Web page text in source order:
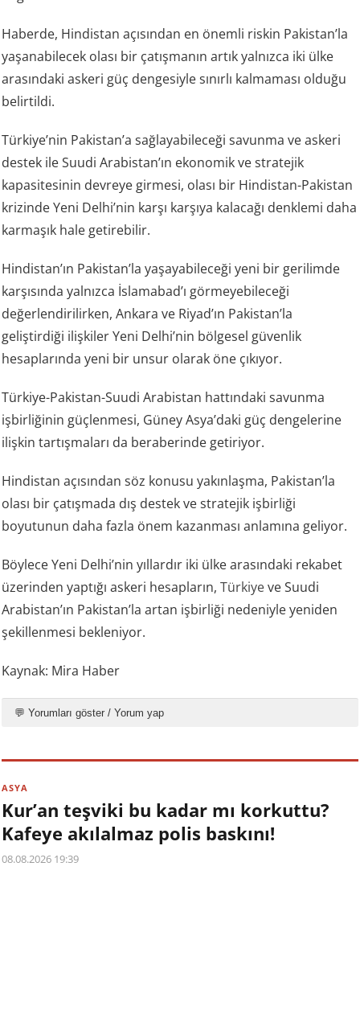
Haberde, Hindistan açısından en önemli riskin Pakistan’la
yaşanabilecek olası bir çatışmanın artık yalnızca iki ülke
arasındaki askeri güç dengesiyle sınırlı kalmaması olduğu
belirtildi.
Türkiye’nin Pakistan’a sağlayabileceği savunma ve askeri
destek ile Suudi Arabistan’ın ekonomik ve stratejik
kapasitesinin devreye girmesi, olası bir Hindistan-Pakistan
krizinde Yeni Delhi’nin karşı karşıya kalacağı denklemi daha
karmaşık hale getirebilir.
Hindistan’ın Pakistan’la yaşayabileceği yeni bir gerilimde
karşısında yalnızca İslamabad’ı görmeyebileceği
değerlendirilirken, Ankara ve Riyad’ın Pakistan’la
geliştirdiği ilişkiler Yeni Delhi’nin bölgesel güvenlik
hesaplarında yeni bir unsur olarak öne çıkıyor.
Türkiye-Pakistan-Suudi Arabistan hattındaki savunma
işbirliğinin güçlenmesi, Güney Asya’daki güç dengelerine
ilişkin tartışmaları da beraberinde getiriyor.
Hindistan açısından söz konusu yakınlaşma, Pakistan’la
olası bir çatışmada dış destek ve stratejik işbirliği
boyutunun daha fazla önem kazanması anlamına geliyor.
Böylece Yeni Delhi’nin yıllardır iki ülke arasındaki rekabet
üzerinden yaptığı askeri hesapların,Türkiyeve Suudi
Arabistan’ın Pakistan’la artan işbirliği nedeniyle yeniden
şekillenmesi bekleniyor.
Kaynak: Mira Haber
💬 Yorumları göster / Yorum yap
ASYA
Kur’an teşviki bu kadar mı korkuttu?
Kafeye akılalmaz polis baskını!
08.08.2026 19:39